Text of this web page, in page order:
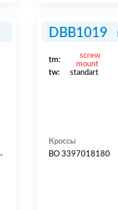
DBB1019
tm:
screw
mount
tw:
standart
Кроссы
BO 3397018180